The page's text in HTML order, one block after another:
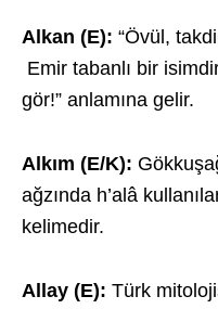
Alkan (E): “Övül,
Emir tabanlı bir
gör!” anlamına gelir.
Alkım (E/K):
ağzında h’alâ
kelimedir.
Allay (E): Türk